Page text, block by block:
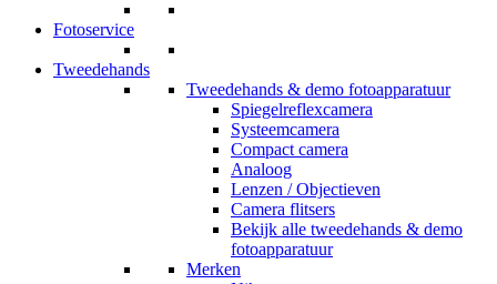
Fotoservice
Tweedehands
Tweedehands & demo fotoapparatuur
Spiegelreflexcamera
Systeemcamera
Compact camera
Analoog
Lenzen / Objectieven
Camera flitsers
Bekijk alle tweedehands & demo
fotoapparatuur
Merken